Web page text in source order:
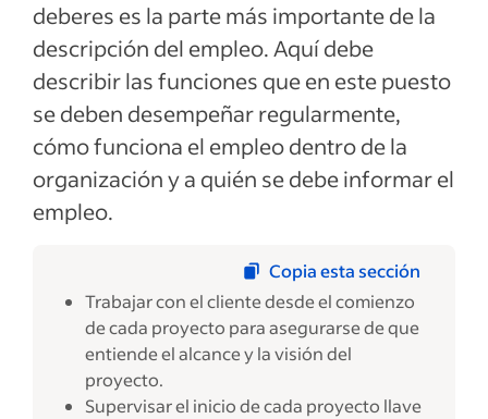
deberes es la parte más importante de la
descripción del empleo. Aquí debe
describir las funciones que en este puesto
se deben desempeñar regularmente,
cómo funciona el empleo dentro de la
organización y a quién se debe informar el
empleo.
Copia esta sección
Trabajar con el cliente desde el comienzo
de cada proyecto para asegurarse de que
entiende el alcance y la visión del
proyecto.
Supervisar el inicio de cada proyecto llave